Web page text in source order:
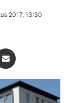
2017, 13:30